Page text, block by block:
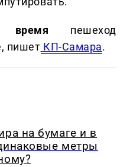
время пешеход
пишет КП-Самара.
на бумаге и в
метры